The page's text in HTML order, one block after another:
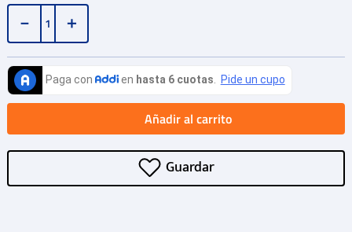
＋
－
Añadir al carrito